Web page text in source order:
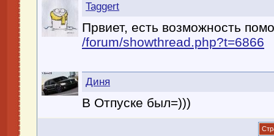
Taggert
Првиет, есть возможность
/forum/showthread.php?t=6866
Диня
В Отпуске был=)))